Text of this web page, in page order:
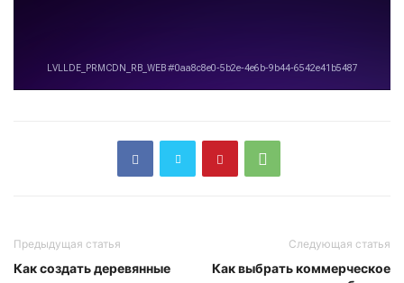
Предыдущая статья
Как создать деревянные
Следующая статья
Как выбрать коммерческое